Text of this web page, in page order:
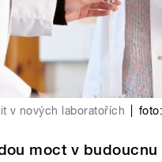
v nových laboratořích foto:
moct v budoucnu